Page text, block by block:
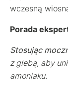
wczesną
Porada
Stosując
z glebą, aby
amoniaku.